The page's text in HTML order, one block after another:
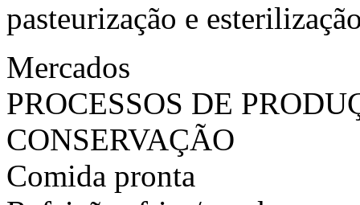
pasteurização e
Mercados
PROCESSOS DE
CONSERVAÇÃO
Comida pronta